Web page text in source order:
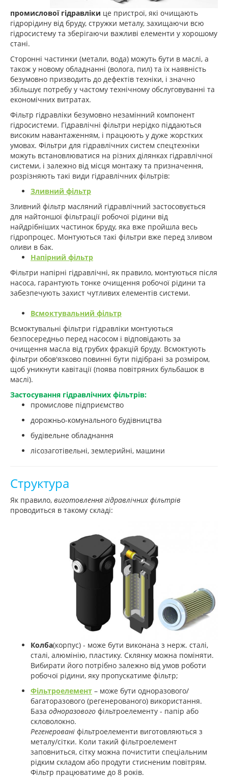
промислової гідравліки це пристрої, які очищають
гідрорідину від бруду, стружки металу, захищаючи всю
гідросистему та зберігаючи важливі елементи у хорошому
стані.
Сторонні частинки (метали, вода) можуть бути в маслі, а
також у новому обладнанні (волога, пил) та їх наявність
безумовно призводить до дефектів техніки, і значно
збільшує потребу у частому технічному обслуговуванні та
економічних витратах.
Фільтр гідравліки безумовно незамінний компонент
гідросистеми. Гідравлічні фільтри нерідко піддаються
високим навантаженням, і працюють у дуже жорстких
умовах. Фільтри для гідравлічних систем спецтехніки
можуть встановлюватися на різних ділянках гідравлічної
системи, і залежно від місця монтажу та призначення,
розрізняють такі види гідравлічних фільтрів:
Зливний фільтр
Зливний фільтр масляний гідравлічний застосовується
для найтоншої фільтрації робочої рідини від
найдрібніших частинок бруду, яка вже пройшла весь
гідропроцес. Монтуються такі фільтри вже перед зливом
оливи в бак.
Напірний фільтр
Фільтри напірні гідравлічні, як правило, монтуються після
насоса, гарантують тонке очищення робочої рідини та
забезпечують захист чутливих елементів системи.
Всмоктувальний фільтр
Всмоктувальні фільтри гідравліки монтуються
безпосередньо перед насосом і відповідають за
очищення масла від грубих фракцій бруду. Всмоктують
фільтри обов'язково повинні бути підібрані за розміром,
щоб уникнути кавітації (поява повітряних бульбашок в
маслі).
Застосування гідравлічних фільтрів:
промислове підприємство
дорожньо-комунального будівництва
будівельне обладнання
лісозаготівельні, землерийні, машини
Структура
Як правило, виготовлення гідравлічних фільтрів
проводиться в такому складі:
Колба(корпус) - може бути виконана з нерж. сталі,
сталі, алюмінію, пластику. Склянку можна поміняти.
Вибирати його потрібно залежно від умов роботи
робочої рідини, яку пропускатиме фільтр;
Фільтроелемент – може бути одноразового/
багаторазового (регенерованого) використання.
База одноразового фільтроелементу - папір або
скловолокно.
Регенеровані фільтроелементи виготовляються з
металу/сітки. Коли такий фільтроелемент
заповниться, сітку можна почистити спеціальним
рідким складом або продути стисненим повітрям.
Фільтр працюватиме до 8 років.